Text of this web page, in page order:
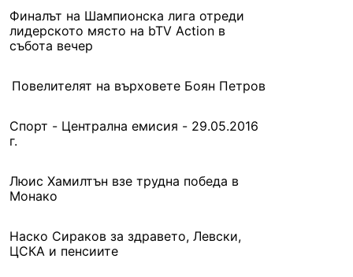
Финалът на Шампионска лига отреди
лидерското място на bTV Action в
събота вечер
Повелителят на върховете Боян Петров
Спорт - Централна емисия - 29.05.2016
г.
Люис Хамилтън взе трудна победа в
Монако
Наско Сираков за здравето, Левски,
ЦСКА и пенсиите